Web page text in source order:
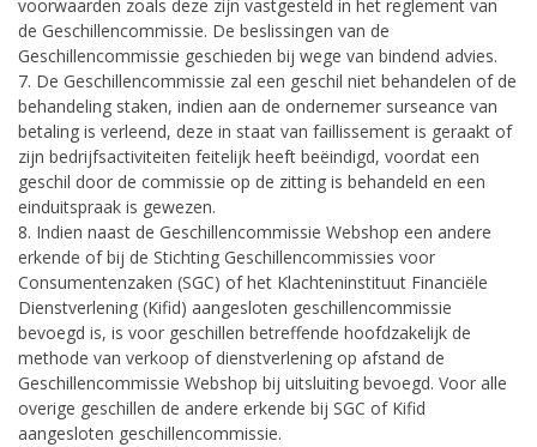
voorwaarden zoals deze zijn vastgesteld in het reglement van
de Geschillencommissie. De beslissingen van de
Geschillencommissie geschieden bij wege van bindend advies.
7. De Geschillencommissie zal een geschil niet behandelen of de
behandeling staken, indien aan de ondernemer surseance van
betaling is verleend, deze in staat van faillissement is geraakt of
zijn bedrijfsactiviteiten feitelijk heeft beëindigd, voordat een
geschil door de commissie op de zitting is behandeld en een
einduitspraak is gewezen.
8. Indien naast de Geschillencommissie Webshop een andere
erkende of bij de Stichting Geschillencommissies voor
Consumentenzaken (SGC) of het Klachteninstituut Financiële
Dienstverlening (Kifid) aangesloten geschillencommissie
bevoegd is, is voor geschillen betreffende hoofdzakelijk de
methode van verkoop of dienstverlening op afstand de
Geschillencommissie Webshop bij uitsluiting bevoegd. Voor alle
overige geschillen de andere erkende bij SGC of Kifid
aangesloten geschillencommissie.